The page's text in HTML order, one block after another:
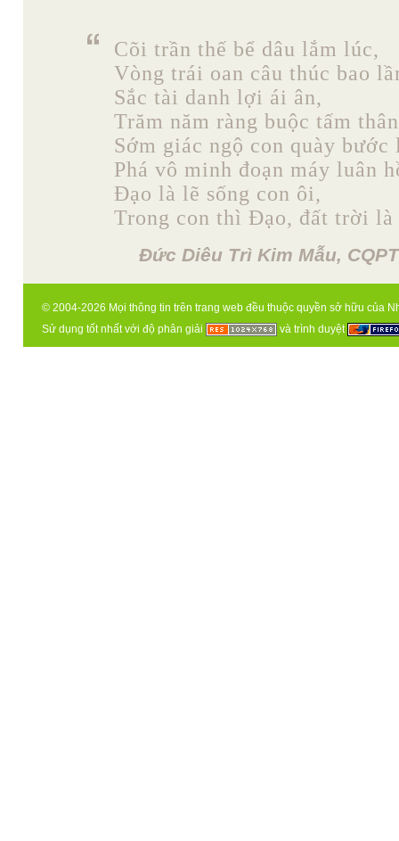
Cõi trần thế bể dâu lắm lúc,
Vòng trái oan câu thúc bao
Sắc tài danh lợi ái ân,
Trăm năm ràng buộc tấm
Sớm giác ngộ con quày bước
Phá vô minh đoạn máy luân
Đạo là lẽ sống con ôi,
Trong con thì Đạo, đất trời là
Đức Diêu Trì Kim Mẫu,
© 2004-2026 Mọi thông tin trên trang web đều thuộc quyền sở hữu của
Sử dụng tốt nhất với độ phân giải
và trình duyệt